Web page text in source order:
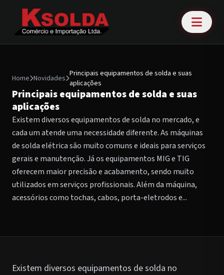
Home Novidades Principais equipamentos de solda e suas
aplicações
Principais equipamentos de solda e suas
aplicações
Existem diversos equipamentos de solda no mercado, e
cada um atende uma necessidade diferente. As máquinas
de solda elétrica são muito comuns e ideais para serviços
gerais e manutenção. Já os equipamentos MIG e TIG
oferecem maior precisão e acabamento, sendo muito
utilizados em serviços profissionais. Além da máquina,
acessórios como tochas, cabos, porta-eletrodos e...
Existem diversos equipamentos de solda no